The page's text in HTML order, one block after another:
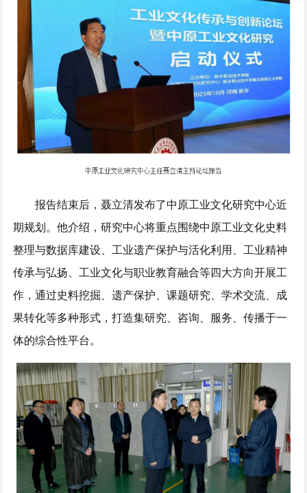
报告结束后，聂立清发布了中原工业文化研究中心近
期规划。他介绍，研究中心将重点围绕中原工业文化史料
整理与数据库建设、工业遗产保护与活化利用、工业精神
传承与弘扬、工业文化与职业教育融合等四大方向开展工
作，通过史料挖掘、遗产保护、课题研究、学术交流、成
果转化等多种形式，打造集研究、咨询、服务、传播于一
体的综合性平台。